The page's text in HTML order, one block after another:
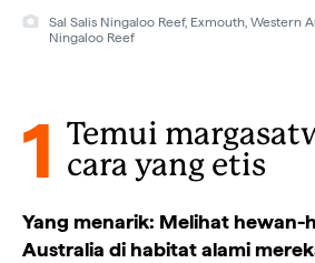
Sal Salis Ningaloo Reef, Exmouth, Western
Ningaloo Reef
1
Temui
cara yang etis
Yang menarik: Melihat hewan-
Australia di habitat alami